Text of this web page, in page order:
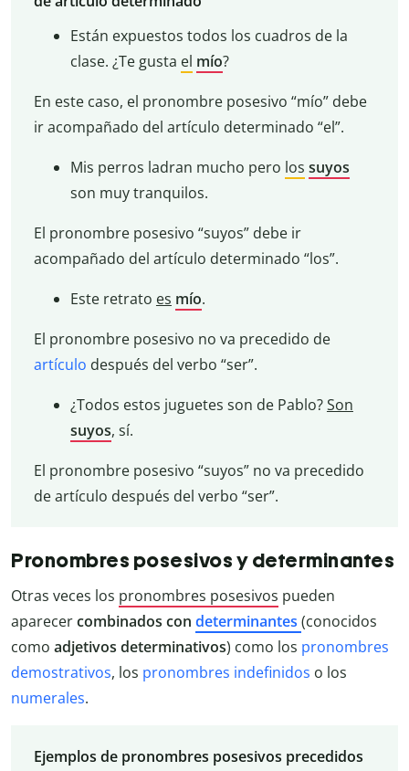
Están expuestos todos los cuadros de la
clase. ¿Te gusta el mío?
En este caso, el pronombre posesivo “mío” debe
ir acompañado del artículo determinado “el”.
Mis perros ladran mucho pero los suyos
son muy tranquilos.
El pronombre posesivo “suyos” debe ir
acompañado del artículo determinado “los”.
Este retrato es mío.
El pronombre posesivo no va precedido de
artículo después del verbo “ser”.
¿Todos estos juguetes son de Pablo?Son
suyos, sí.
El pronombre posesivo “suyos” no va precedido
de artículo después del verbo “ser”.
Pronombres posesivos y determinantes
Otras veces los pronombres posesivos pueden
aparecercombinados con determinantes (conocidos
como adjetivos determinativos) como los pronombres
demostrativos, los pronombres indefinidos o los
numerales.
Ejemplos de pronombres posesivos precedidos